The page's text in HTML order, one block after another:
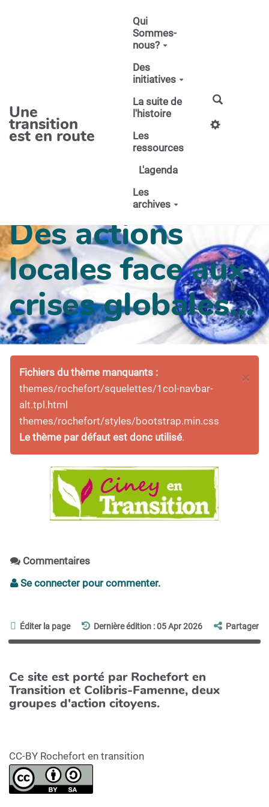
Une
transition
est en route
Qui
Sommes-
nous?
Des
initiatives
La suite de
l'histoire
Les
ressources
L'agenda
Les
archives
Des actions
locales face aux
crises globales...
×
Fichiers du thème manquants :
themes/rochefort/squelettes/1col-navbar-
alt.tpl.html
themes/rochefort/styles/bootstrap.min.css
Le thème par défaut est donc utilisé.
Commentaires
Se connecter pour commenter.
Éditer la page Dernière édition : 05 Apr 2026 Partager
Ce site est porté par Rochefort en
Transition et Colibris-Famenne, deux
groupes d'action citoyens.
CC-BY Rochefort en transition